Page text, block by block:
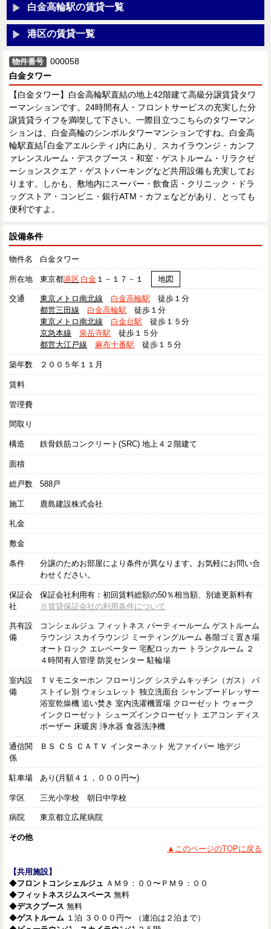
白金高輪駅の賃貸一覧
港区の賃貸一覧
物件番号
000058
白金タワー
【白金タワー】白金高輪駅直結の地上42階建て高級分譲賃貸タワ
ーマンションです。24時間有人・フロントサービスの充実した分
譲賃貸ライフを満喫して下さい。一際目立つこちらのタワーマン
ションは、白金高輪のシンボルタワーマンションですね。白金高
輪駅直結｢白金アエルシティ｣内にあり、スカイラウンジ・カンフ
ァレンスルーム・デスクブース・和室・ゲストルーム・リラクゼ
ーションスクエア・ゲストパーキングなど共用設備も充実してお
ります。しかも、敷地内にスーパー・飲食店・クリニック・ドラ
ッグストア・コンビニ・銀行ATM・カフェなどがあり、とっても
便利ですよ。
設備条件
物件名 白金タワー
所在地 東京都港区 白金 １－１７－１ 地図
交通 東京メトロ南北線 白金高輪駅 徒歩１分
都営三田線
白金高輪駅 徒歩１分
東京メトロ南北線
白金台駅 徒歩１５分
京急本線
泉岳寺駅 徒歩１５分
都営大江戸線
麻布十番駅 徒歩１５分
築年数 ２００５年１１月
賃料
管理費
間取り
構造 鉄骨鉄筋コンクリート(SRC) 地上４２階建て
面積
総戸数 588戸
施工 鹿島建設株式会社
礼金
敷金
条件
分譲のためお部屋により条件が異なります。お気軽にお問い合
わせください。
保証会
社
保証会社利用有：初回賃料総額の50％相当額、別途更新料有
※賃貸保証会社の利用条件について
共有設
備
コンシェルジュ フィットネス パーティールーム ゲストルーム
ラウンジ スカイラウンジ ミーティングルーム 各階ゴミ置き場
オートロック エレベーター 宅配ロッカー トランクルーム ２
４時間有人管理 防災センター 駐輪場
室内設
備
ＴＶモニターホン フローリング システムキッチン（ガス） バ
ストイレ別 ウォシュレット 独立洗面台 シャンプードレッサー
浴室乾燥機 追い焚き 室内洗濯機置場 クローゼット ウォーク
インクローゼット シューズインクローゼット エアコン ディス
ポーザー 床暖房 浄水器 食器洗浄機
通信関
係
ＢＳ ＣＳ ＣＡＴＶ インターネット 光ファイバー 地デジ
駐車場 あり(月額４１，０００円〜)
学区 三光小学校 朝日中学校
病院 東京都立広尾病院
その他
▲このページのTOPに戻る
【共用施設】
◆フロントコンシェルジュ ＡＭ９：００〜ＰＭ９：００
◆フィットネスジムスペース 無料
◆デスクブース 無料
◆ゲストルーム １泊 ３０００円〜 （連泊は２泊まで）